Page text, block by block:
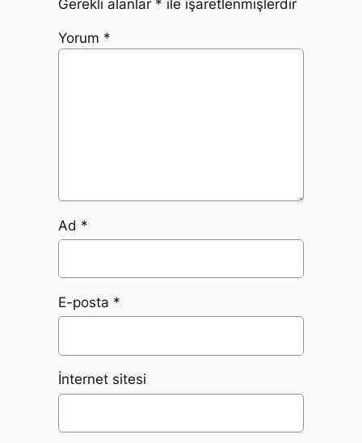
Gerekli alanlar * ile işaretlenmişlerdir
Yorum *
Ad *
E-posta *
İnternet sitesi